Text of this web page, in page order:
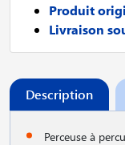
Produit
Livraison
Description
Perceuse à